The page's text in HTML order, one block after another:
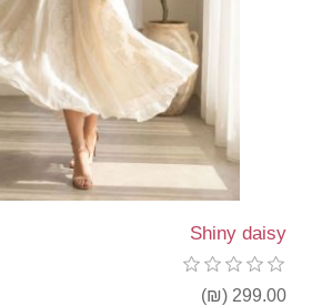
Shiny daisy
299.00 (₪)